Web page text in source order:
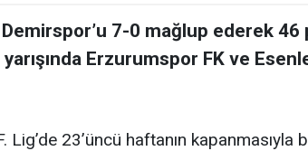
7-0 mağlup ederek
Erzurumspor FK ve
Lig’de 23’üncü haftanın